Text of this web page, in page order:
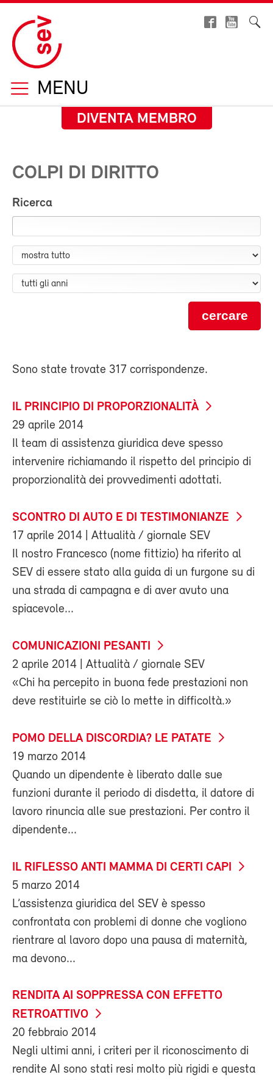
MENU
DIVENTA MEMBRO
COLPI DI DIRITTO
Ricerca
cercare
Sono state trovate 317 corrispondenze.
IL PRINCIPIO DI PROPORZIONALITÀ
29 aprile 2014
Il team di assistenza giuridica deve spesso
intervenire richiamando il rispetto del principio di
proporzionalità dei provvedimenti adottati.
SCONTRO DI AUTO E DI TESTIMONIANZE
17 aprile 2014 | Attualità / giornale SEV
Il nostro Francesco (nome fittizio) ha riferito al
SEV di essere stato alla guida di un furgone su di
una strada di campagna e di aver avuto una
spiacevole...
COMUNICAZIONI PESANTI
2 aprile 2014 | Attualità / giornale SEV
«Chi ha percepito in buona fede prestazioni non
deve restituirle se ciò lo mette in difficoltà.»
POMO DELLA DISCORDIA? LE PATATE
19 marzo 2014
Quando un dipendente è liberato dalle sue
funzioni durante il periodo di disdetta, il datore di
lavoro rinuncia alle sue prestazioni. Per contro il
dipendente...
IL RIFLESSO ANTI MAMMA DI CERTI CAPI
5 marzo 2014
L’assistenza giuridica del SEV è spesso
confrontata con problemi di donne che vogliono
rientrare al lavoro dopo una pausa di maternità,
ma devono...
RENDITA AI SOPPRESSA CON EFFETTO
RETROATTIVO
20 febbraio 2014
Negli ultimi anni, i criteri per il riconoscimento di
rendite AI sono stati resi molto più rigidi e questa